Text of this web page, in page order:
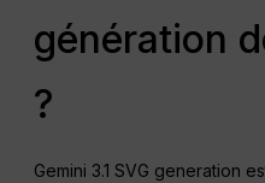
génération
?
Gemini 3.1 SVG generation